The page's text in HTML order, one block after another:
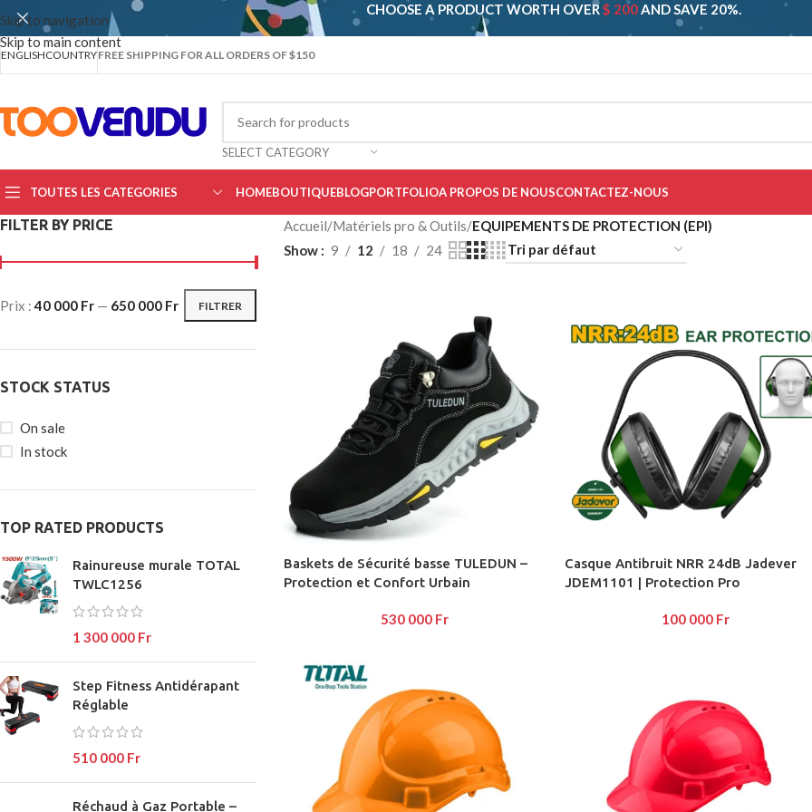
Skip to navigation
Skip to main content
CHOOSE A PRODUCT WORTH OVER$ 200AND SAVE 20%.
ENGLISHCOUNTRYFREE SHIPPING FOR ALL ORDERS OF $150
SELECT CATEGORY
TOUTES LES CATEGORIES HOMEBOUTIQUE
SHOP LAYOUTS
Filters area
AJAX Shop
Hidden sidebar
HOT
BLOGPORTFOLIOA PROPOS DE NOUSCONTACTEZ-NOUS
SHOP LAYOUTS
Filters area
AJAX Shop
No page heading
Products list view
With background
Category description
Header overlap
Infinit scrolling
FILTER BY PRICE
FILTRER
Prix :40 000 Fr — 650 000 Fr
STOCK STATUS
On sale
In stock
TOP RATED PRODUCTS
Rainureuse murale TOTAL
TWLC1256
1 300 000 Fr
Step Fitness Antidérapant
Réglable
510 000 Fr
Réchaud à Gaz Portable –
Accueil/Matériels pro & Outils/EQUIPEMENTS DE PROTECTION (EPI)
Show
9 12 18 24
Baskets de Sécurité basse TULEDUN –
Protection et Confort Urbain
530 000 Fr
Casque Antibruit NRR 24dB Jadever
JDEM1101 | Protection Pro
100 000 Fr